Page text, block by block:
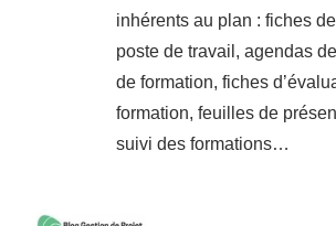
inhérents au plan : fiches
poste de travail, agendas
de formation, fiches
formation, feuilles de
suivi des formations…